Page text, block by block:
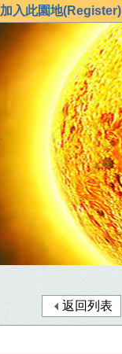
加入此園地(Register)
返回列表